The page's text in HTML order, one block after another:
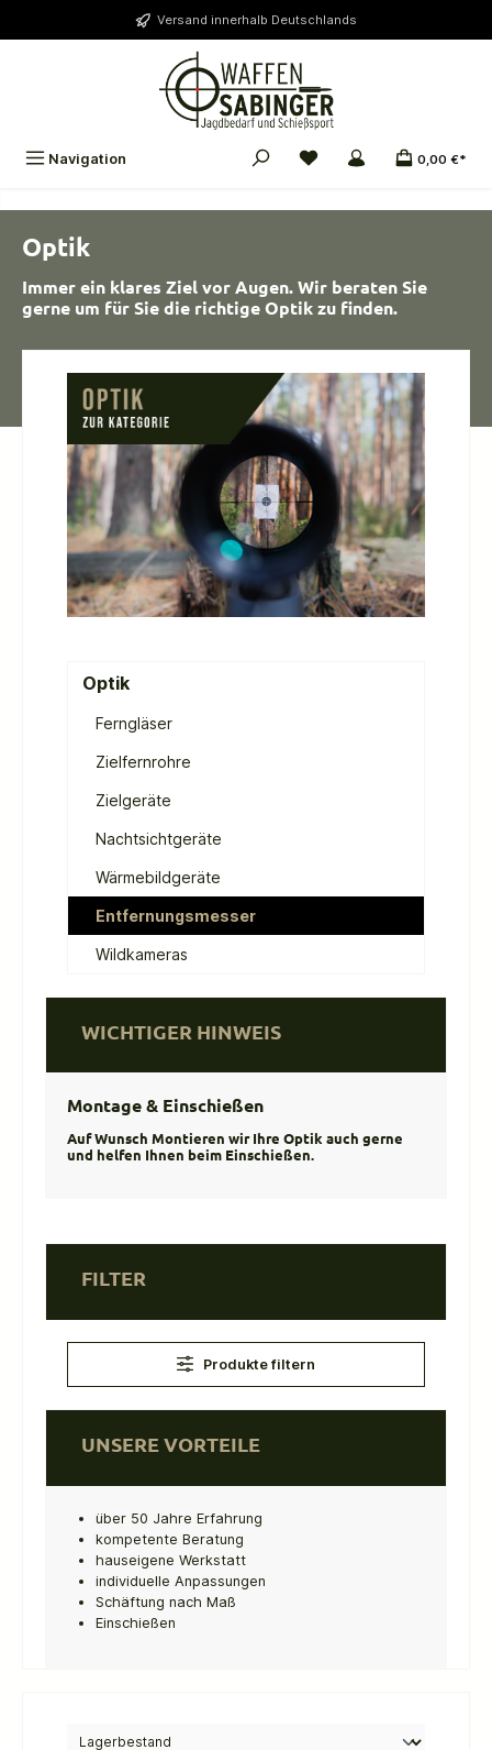
Versand innerhalb Deutschlands
Navigation 0,00 €*
Optik
Immer ein klares Ziel vor Augen. Wir beraten Sie
gerne um für Sie die richtige Optik zu finden.
Optik
Ferngläser
Zielfernrohre
Zielgeräte
Nachtsichtgeräte
Wärmebildgeräte
Entfernungsmesser
Wildkameras
WICHTIGER HINWEIS
Montage & Einschießen
Auf Wunsch Montieren wir Ihre Optik auch gerne
und helfen Ihnen beim Einschießen.
FILTER
Produkte filtern
UNSERE VORTEILE
über 50 Jahre Erfahrung
kompetente Beratung
hauseigene Werkstatt
individuelle Anpassungen
Schäftung nach Maß
Einschießen